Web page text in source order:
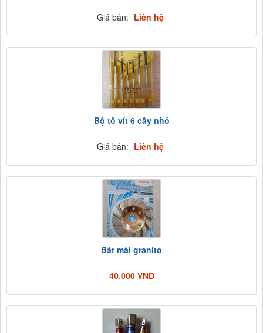
Giá bán: Liên hệ
Bộ tô vít 6 cây nhỏ
Giá bán: Liên hệ
Bát mài granito
40.000 VND